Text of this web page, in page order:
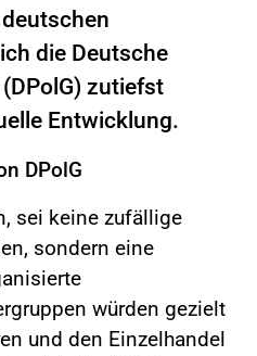
die Deutsche
zutiefst
Entwicklung.
DPolG
sei keine zufällige
sondern eine
würden gezielt
und den Einzelhandel